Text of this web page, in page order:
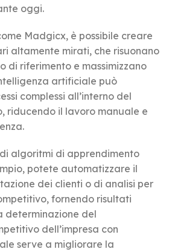
oggi.
Madgicx, è possibile creare
altamente mirati, che risuonano
di riferimento e massimizzano
artificiale può
complessi all’interno del
riducendo il lavoro manuale e
algoritmi di apprendimento
potete automatizzare il
dei clienti o di analisi per
fornendo risultati
determinazione del
dell’impresa con
serve a migliorare la